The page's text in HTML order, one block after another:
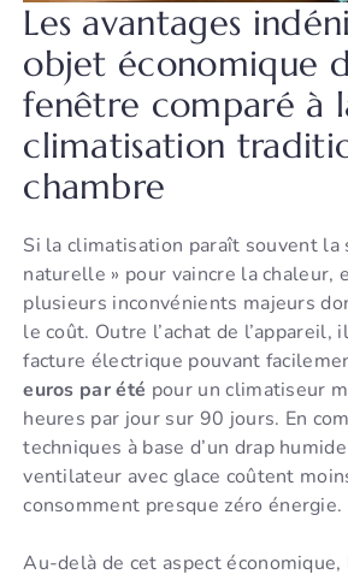
Les avantages
objet économique
fenêtre comparé à
climatisation
chambre
Si la climatisation paraît souvent la
naturelle » pour vaincre la chaleur,
plusieurs inconvénients majeurs
le coût. Outre l’achat de l’appareil,
facture électrique pouvant
euros par été pour un climatiseur
heures par jour sur 90 jours. En
techniques à base d’un drap humide
ventilateur avec glace coûtent
consomment presque zéro énergie.
Au-delà de cet aspect économique,